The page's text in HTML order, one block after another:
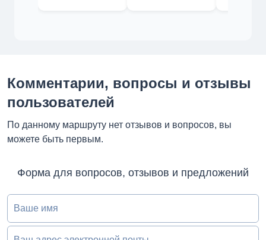
Комментарии, вопросы и отзывы
пользователей
По данному маршруту нет отзывов и вопросов, вы
можете быть первым.
Форма для вопросов, отзывов и предложений
Ваше имя